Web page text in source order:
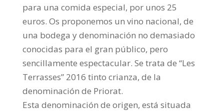
para una comida especial, por unos 25
euros. Os proponemos un vino nacional, de
una bodega y denominación no demasiado
conocidas para el gran público, pero
sencillamente espectacular. Se trata de “Les
Terrasses” 2016 tinto crianza, de la
denominación de Priorat.
Esta denominación de origen, está situada